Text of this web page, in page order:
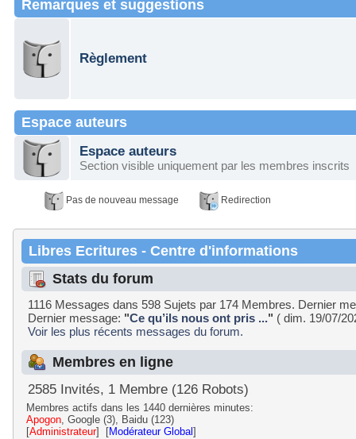
Remarques et suggestions
Règlement
Espace auteurs
Espace auteurs
Section visible uniquement par les membres inscrits
Pas de nouveau message Redirection
Libres Ecritures - Centre d'informations
Stats du forum
1116 Messages dans 598 Sujets par 174 Membres. Dernier
Dernier message: "Ce qu’ils nous ont pris ..." ( dim. 19/07/
Voir les plus récents messages du forum.
Membres en ligne
2585 Invités, 1 Membre (126 Robots)
Membres actifs dans les 1440 dernières minutes:
Apogon, Google (3), Baidu (123)
[Administrateur] [Modérateur Global]